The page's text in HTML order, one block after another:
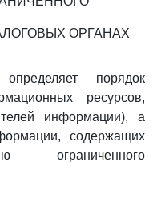
ОРГАНАХ
порядок
ресурсов,
информации), а
содержащих
ограниченного